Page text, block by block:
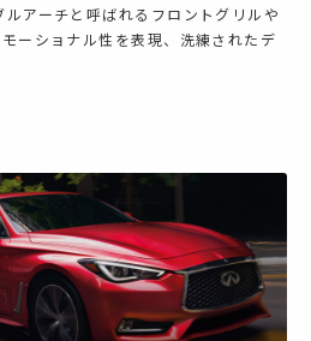
アーチと呼ばれるフロントグリルや
ーショナル性を表現、洗練されたデ